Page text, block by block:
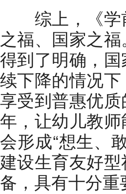
综上，《学
之福、国家之
得到了明确，
续下降的情况
享受到普惠优
年，让幼儿教
会形成“想生、
建设生育友好
备，具有十分